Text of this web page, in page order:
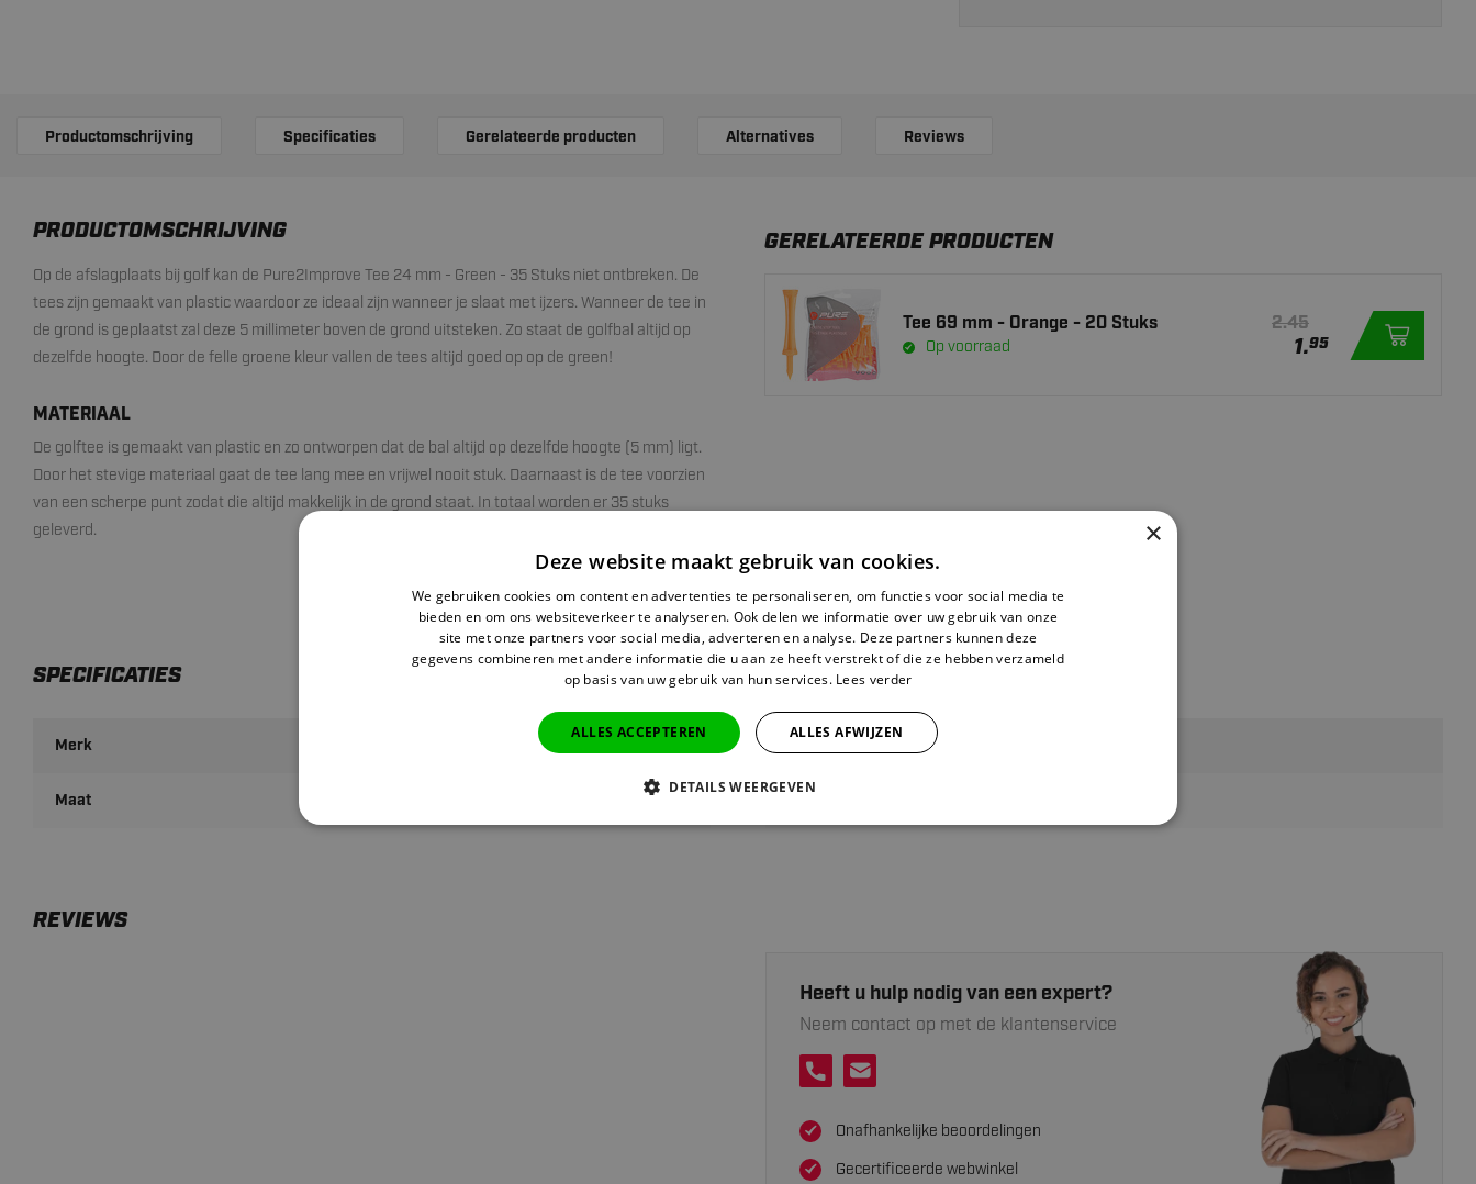
Productomschrijving Specificaties Gerelateerde producten Alternatives Reviews
PRODUCTOMSCHRIJVING
Op de afslagplaats bij golf kan de Pure2Improve Tee 24 mm - Green - 35 Stuks niet ontbreken. De
tees zijn gemaakt van plastic waardoor ze ideaal zijn wanneer je slaat met ijzers. Wanneer de tee in
de grond is geplaatst zal deze 5 millimeter boven de grond uitsteken. Zo staat de golfbal altijd op
dezelfde hoogte. Door de felle groene kleur vallen de tees altijd goed op op de green!
MATERIAAL
De golftee is gemaakt van plastic en zo ontworpen dat de bal altijd op dezelfde hoogte (5 mm) ligt.
Door het stevige materiaal gaat de tee lang mee en vrijwel nooit stuk. Daarnaast is de tee voorzien
van een scherpe punt zodat die altijd makkelijk in de grond staat. In totaal worden er 35 stuks
geleverd.
GERELATEERDE PRODUCTEN
Tee 69 mm - Orange - 20 Stuks
Op voorraad
2.45
1.95
SPECIFICATIES
Merk
Maat
REVIEWS
Heeft u hulp nodig van een expert?
Neem contact op met de klantenservice
Onafhankelijke beoordelingen
Gecertificeerde webwinkel
×
Deze website maakt gebruik van cookies.
We gebruiken cookies om content en advertenties te personaliseren, om functies voor social media te
bieden en om ons websiteverkeer te analyseren. Ook delen we informatie over uw gebruik van onze
site met onze partners voor social media, adverteren en analyse. Deze partners kunnen deze
gegevens combineren met andere informatie die u aan ze heeft verstrekt of die ze hebben verzameld
op basis van uw gebruik van hun services. Lees verder
ALLES ACCEPTEREN ALLES AFWIJZEN
DETAILS WEERGEVEN